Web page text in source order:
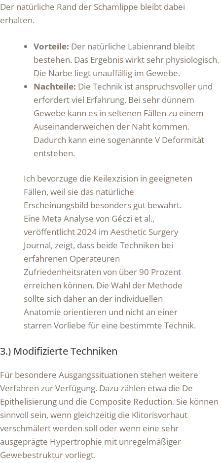
Der natürliche Rand der Schamlippe bleibt dabei
erhalten.
Vorteile: Der natürliche Labienrand bleibt
bestehen. Das Ergebnis wirkt sehr physiologisch.
Die Narbe liegt unauffällig im Gewebe.
Nachteile: Die Technik ist anspruchsvoller und
erfordert viel Erfahrung. Bei sehr dünnem
Gewebe kann es in seltenen Fällen zu einem
Auseinanderweichen der Naht kommen.
Dadurch kann eine sogenannte V Deformität
entstehen.
Ich bevorzuge die Keilexzision in geeigneten
Fällen, weil sie das natürliche
Erscheinungsbild besonders gut bewahrt.
Eine Meta Analyse von Géczi et al.,
veröffentlicht 2024 im Aesthetic Surgery
Journal, zeigt, dass beide Techniken bei
erfahrenen Operateuren
Zufriedenheitsraten von über 90 Prozent
erreichen können. Die Wahl der Methode
sollte sich daher an der individuellen
Anatomie orientieren und nicht an einer
starren Vorliebe für eine bestimmte Technik.
3.) Modifizierte Techniken
Für besondere Ausgangssituationen stehen weitere
Verfahren zur Verfügung. Dazu zählen etwa die De
Epithelisierung und die Composite Reduction. Sie können
sinnvoll sein, wenn gleichzeitig die Klitorisvorhaut
verschmälert werden soll oder wenn eine sehr
ausgeprägte Hypertrophie mit unregelmäßiger
Gewebestruktur vorliegt.